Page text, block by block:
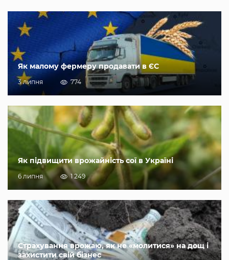
Як малому фермеру продавати в ЄС
3 липня 774
Як підвищити врожайність сої в Україні
6 липня 1 249
Страхування врожаю, як не «молитися» на дощ і
захистити свій бізнес